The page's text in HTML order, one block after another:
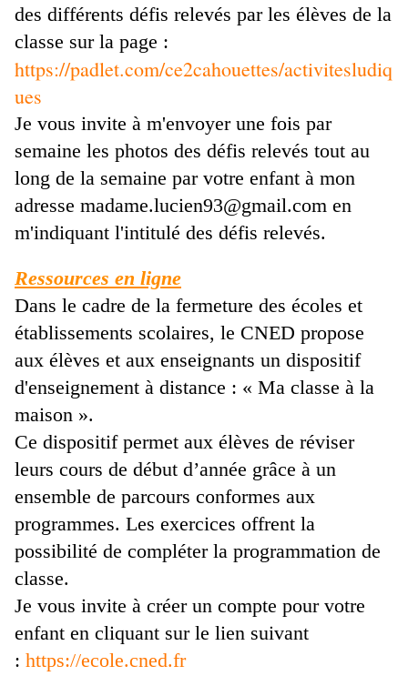
des différents défis relevés par les élèves de la
classe sur la page :
https://padlet.com/ce2cahouettes/activitesludiq
ues
Je vous invite à m'envoyer une fois par
semaine les photos des défis relevés tout au
long de la semaine par votre enfant à mon
adresse madame.lucien93@gmail.com en
m'indiquant l'intitulé des défis relevés.
Ressources en ligne
Dans le cadre de la fermeture des écoles et
établissements scolaires, le CNED propose
aux élèves et aux enseignants un dispositif
d'enseignement à distance : « Ma classe à la
maison ».
Ce dispositif permet aux élèves de réviser
leurs cours de début d’année grâce à un
ensemble de parcours conformes aux
programmes. Les exercices offrent la
possibilité de compléter la programmation de
classe.
Je vous invite à créer un compte pour votre
enfant en cliquant sur le lien suivant
: https://ecole.cned.fr